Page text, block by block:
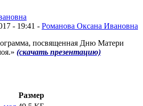
- 19:41 - Романова Оксана Ивановна
посвященная Дню Матери
(скачать презентацию)
Размер